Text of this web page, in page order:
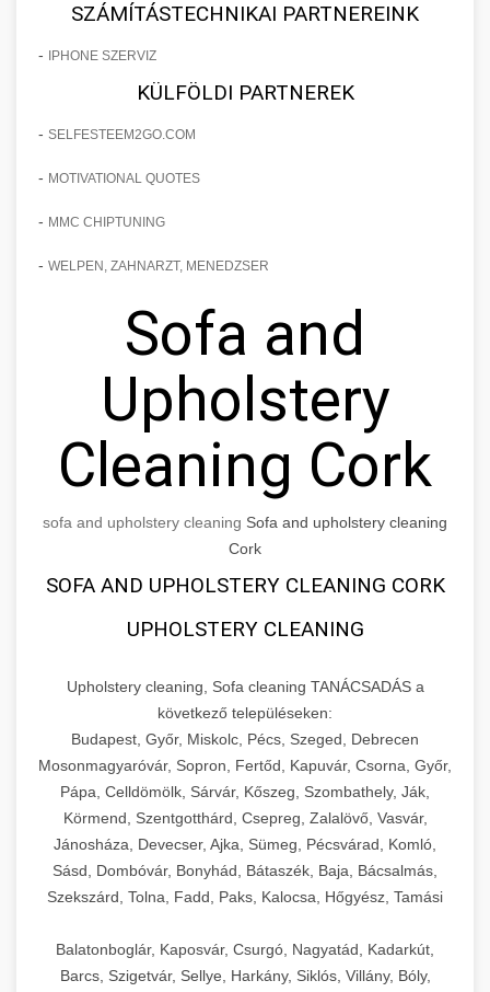
SZÁMÍTÁSTECHNIKAI PARTNEREINK
- IPHONE SZERVIZ
KÜLFÖLDI PARTNEREK
- SELFESTEEM2GO.COM
- MOTIVATIONAL QUOTES
- MMC CHIPTUNING
- WELPEN, ZAHNARZT, MENEDZSER
Sofa and
Upholstery
Cleaning Cork
sofa and upholstery cleaning Sofa and upholstery cleaning
Cork
SOFA AND UPHOLSTERY CLEANING CORK
UPHOLSTERY CLEANING
Upholstery cleaning, Sofa cleaning TANÁCSADÁS a
következő településeken:
Budapest, Győr, Miskolc, Pécs, Szeged, Debrecen
Mosonmagyaróvár, Sopron, Fertőd, Kapuvár, Csorna, Győr,
Pápa, Celldömölk, Sárvár, Kőszeg, Szombathely, Ják,
Körmend, Szentgotthárd, Csepreg, Zalalövő, Vasvár,
Jánosháza, Devecser, Ajka, Sümeg, Pécsvárad, Komló,
Sásd, Dombóvár, Bonyhád, Bátaszék, Baja, Bácsalmás,
Szekszárd, Tolna, Fadd, Paks, Kalocsa, Hőgyész, Tamási
Balatonboglár, Kaposvár, Csurgó, Nagyatád, Kadarkút,
Barcs, Szigetvár, Sellye, Harkány, Siklós, Villány, Bóly,